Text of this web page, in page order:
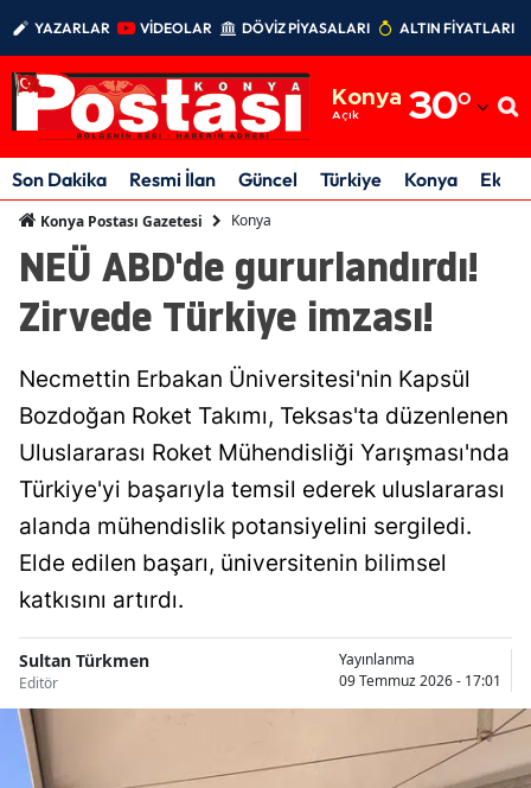
YAZARLAR VİDEOLAR DÖVİZ PİYASALARI ALTIN FİYATLARI
Konya
Açık 30°
Adıyaman
Afyonkarahisar
Amasya
Ankara
Artvin
Aydın
Bilecik
Bitlis
Bolu
Burdur
Son Dakika Resmi İlan Güncel Türkiye Konya
Konya Postası Gazetesi Konya
NEÜ ABD'de gururlandırdı!
Zirvede Türkiye imzası!
Necmettin Erbakan Üniversitesi'nin Kapsül
Bozdoğan Roket Takımı, Teksas'ta düzenlenen
Uluslararası Roket Mühendisliği Yarışması'nda
Türkiye'yi başarıyla temsil ederek uluslararası
alanda mühendislik potansiyelini sergiledi.
Elde edilen başarı, üniversitenin bilimsel
katkısını artırdı.
Sultan Türkmen
Editör
Yayınlanma
09 Temmuz 2026 - 17:01